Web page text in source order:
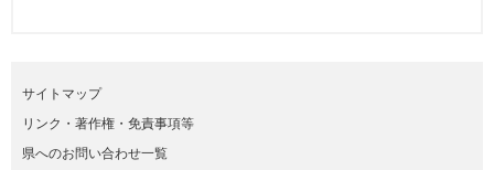
サイトマップ
リンク・著作権・免責事項等
県へのお問い合わせ一覧